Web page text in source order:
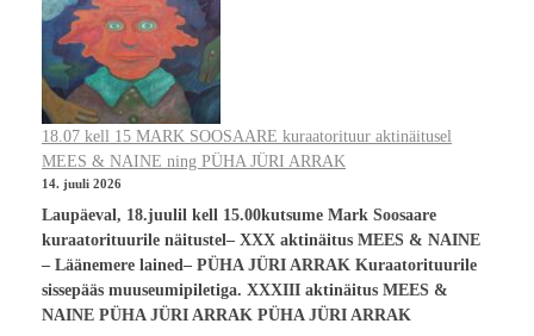
18.07 kell 15 MARK SOOSAARE kuraatorituur aktinäitusel
MEES & NAINE ning PÜHA JÜRI ARRAK
14. juuli 2026
Laupäeval, 18.juulil kell 15.00kutsume Mark Soosaare
kuraatorituurile näitustel– XXX aktinäitus MEES & NAINE
– Läänemere lained– PÜHA JÜRI ARRAK Kuraatorituurile
sissepääs muuseumipiletiga. XXXIII aktinäitus MEES &
NAINE PÜHA JÜRI ARRAK PÜHA JÜRI ARRAK